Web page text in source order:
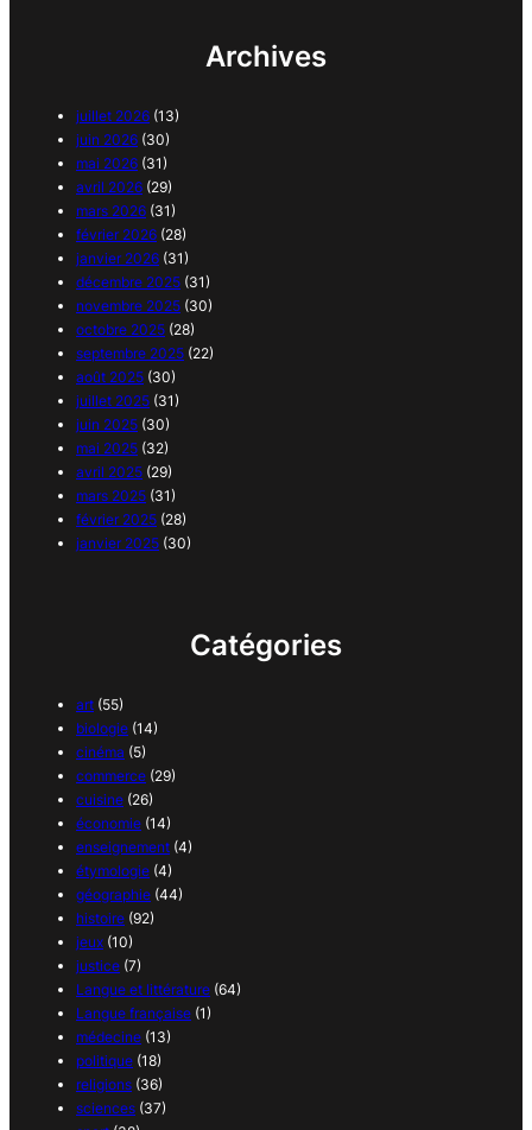
Archives
juillet 2026 (13)
juin 2026 (30)
mai 2026 (31)
avril 2026 (29)
mars 2026 (31)
février 2026 (28)
janvier 2026 (31)
décembre 2025 (31)
novembre 2025 (30)
octobre 2025 (28)
septembre 2025 (22)
août 2025 (30)
juillet 2025 (31)
juin 2025 (30)
mai 2025 (32)
avril 2025 (29)
mars 2025 (31)
février 2025 (28)
janvier 2025 (30)
Catégories
art (55)
biologie (14)
cinéma (5)
commerce (29)
cuisine (26)
économie (14)
enseignement (4)
étymologie (4)
géographie (44)
histoire (92)
jeux (10)
justice (7)
Langue et littérature (64)
Langue française (1)
médecine (13)
politique (18)
religions (36)
sciences (37)